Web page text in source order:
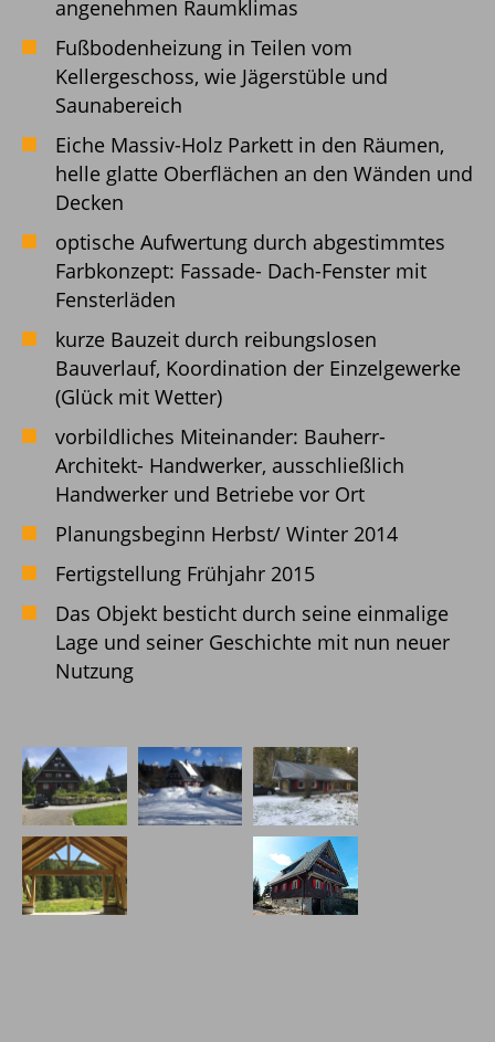
angenehmen Raumklimas
Fußbodenheizung in Teilen vom
Kellergeschoss, wie Jägerstüble und
Saunabereich
Eiche Massiv-Holz Parkett in den Räumen,
helle glatte Oberflächen an den Wänden und
Decken
optische Aufwertung durch abgestimmtes
Farbkonzept: Fassade- Dach-Fenster mit
Fensterläden
kurze Bauzeit durch reibungslosen
Bauverlauf, Koordination der Einzelgewerke
(Glück mit Wetter)
vorbildliches Miteinander: Bauherr-
Architekt- Handwerker, ausschließlich
Handwerker und Betriebe vor Ort
Planungsbeginn Herbst/ Winter 2014
Fertigstellung Frühjahr 2015
Das Objekt besticht durch seine einmalige
Lage und seiner Geschichte mit nun neuer
Nutzung